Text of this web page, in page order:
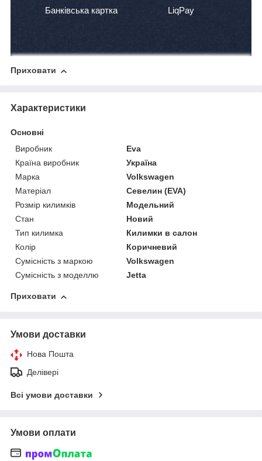
Банківська картка LiqPay
Приховати
Характеристики
Основні
Виробник
Eva
Країна виробник
Україна
Марка
Volkswagen
Матеріал
Севелин (EVA)
Розмір килимків
Модельний
Стан
Новий
Тип килимка
Килимки в салон
Колір
Коричневий
Сумісність з маркою
Volkswagen
Сумісність з моделлю
Jetta
Приховати
Умови доставки
Нова Пошта
Делівері
Всі умови доставки
Умови оплати